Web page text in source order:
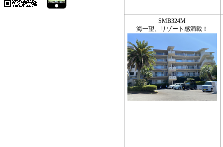
SMB324M
海一望、リゾート感満載！